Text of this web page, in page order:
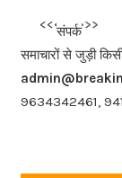
b
o
o
k
<<< संपर्क
>>>
समाचारों से जुड़ी
9634342461,